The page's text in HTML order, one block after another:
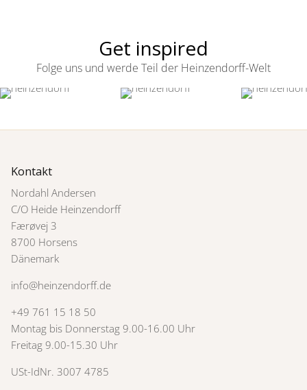
Get inspired
Folge uns und werde Teil der Heinzendorff-Welt
Kontakt
Nordahl Andersen
C/O Heide Heinzendorff
Færøvej 3
8700 Horsens
Dänemark
info@heinzendorff.de
+49 761 15 18 50
Montag bis Donnerstag 9.00-16.00 Uhr
Freitag 9.00-15.30 Uhr
USt-IdNr. 3007 4785